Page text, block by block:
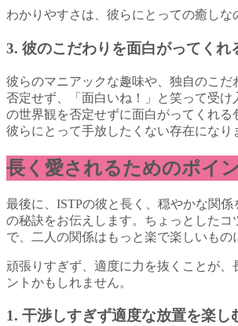
わかりやすさは、彼らにとっての癒しな
3. 彼のこだわりを面白がってくれ
彼らのマニアックな趣味や、独自のこだ
否定せず、「面白いね！」と笑って受け
の世界観を否定せずに面白がってくれる
彼らにとって手放したくない存在になり
長く愛されるためのポイ
最後に、ISTPの彼と長く、穏やかな関係
の秘訣をお伝えします。ちょっとしたコ
で、二人の関係はもっと楽で楽しいもの
頑張りすぎず、適度に力を抜くことが、
ントかもしれません。
1. 干渉しすぎず適度な放置を楽し